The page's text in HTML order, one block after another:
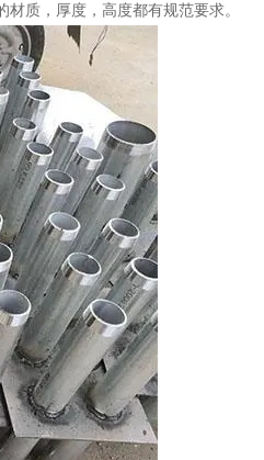
质，厚度，高度都有规范要求。